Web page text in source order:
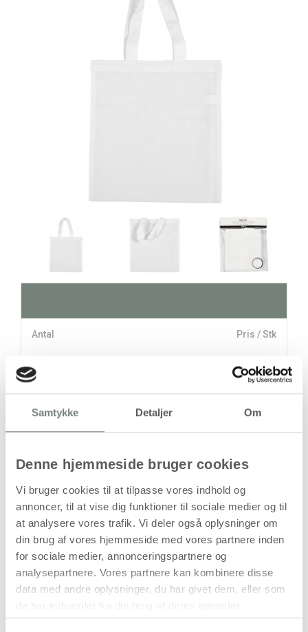
Samtykke Detaljer Om
Denne hjemmeside bruger cookies
Vi bruger cookies til at tilpasse vores indhold og
annoncer, til at vise dig funktioner til sociale medier og til
at analysere vores trafik. Vi deler også oplysninger om
din brug af vores hjemmeside med vores partnere inden
for sociale medier, annonceringspartnere og
analysepartnere. Vores partnere kan kombinere disse
data med andre oplysninger, du har givet dem, eller som
Antal Pris / Stk
1 stk 27,94 kr.
Leveringsomkostninger
Læg i kurven
Din bestilling er først bindende,
når vi har bekræftet din ordre.